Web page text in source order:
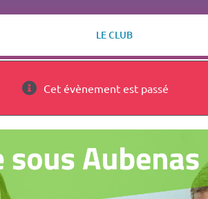
LE CLUB
Cet évènement est passé